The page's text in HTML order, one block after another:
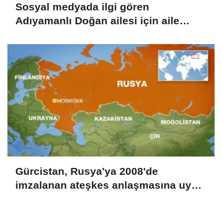
Sosyal medyada ilgi gören
Adıyamanlı Doğan ailesi için aile
Gürcistan, Rusya'ya 2008'de
imzalanan ateşkes anlaşmasına uyma